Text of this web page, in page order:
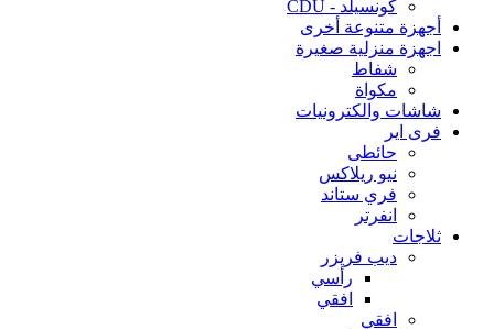
كونسيلد - CDU
أجهزة متنوعة أخرى
اجهزة منزلية صغيرة
شفاط
مكواة
شاشات والكترونيات
فرى اير
حائطى
نيو ريلاكس
فري ستاند
انفرتر
ثلاجات
ديب فريزر
رأسي
افقي
افقي